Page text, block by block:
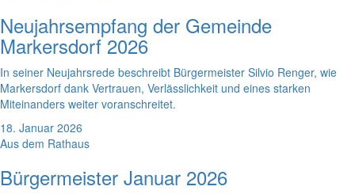
Neujahrsempfang der Gemeinde
Markersdorf 2026
In seiner Neujahrsrede beschreibt Bürgermeister Silvio Renger, wie
Markersdorf dank Vertrauen, Verlässlichkeit und eines starken
Miteinanders weiter voranschreitet.
18. Januar 2026
Aus dem Rathaus
Bürgermeister Januar 2026